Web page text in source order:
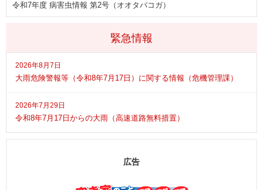
緊急情報
2026年8月7日
大雨危険警報等（令和8年7月17日）に関する情報（危機管理課）
2026年7月29日
令和8年7月17日からの大雨（高速道路無料措置）
令和7年度 病害虫情報 第2号（オオタバコガ）
広告